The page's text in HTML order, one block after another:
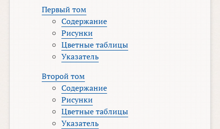
Первый том
Содержание
Рисунки
Цветные таблицы
Указатель
Второй том
Содержание
Рисунки
Цветные таблицы
Указатель